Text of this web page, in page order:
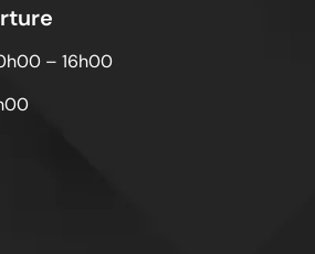
– 16h00